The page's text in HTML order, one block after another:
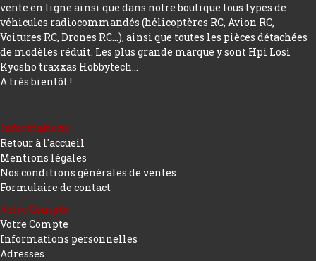
vente en ligne ainsi que dans notre boutique tous types de
véhicules radiocommandés (hélicoptères RC, Avion RC,
Voitures RC, Drones RC…), ainsi que toutes les pièces détachées
de modèles réduit. Les plus grande marque y sont Hpi Losi
Kyosho traxxas Hobbytech...
A très bientôt !
Informations
Retour à l'accueil
Mentions légales
Nos conditions générales de ventes
Formulaire de contact
Votre Compte
Votre Compte
Informations personnelles
Adresses